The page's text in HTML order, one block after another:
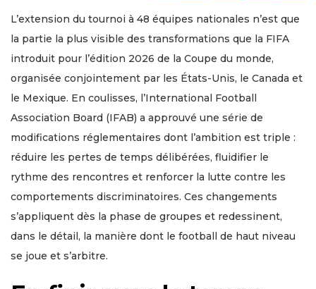
L’extension du tournoi à 48 équipes nationales n’est que
la partie la plus visible des transformations que la FIFA
introduit pour l’édition 2026 de la Coupe du monde,
organisée conjointement par les États-Unis, le Canada et
le Mexique. En coulisses, l’International Football
Association Board (IFAB) a approuvé une série de
modifications réglementaires dont l’ambition est triple :
réduire les pertes de temps délibérées, fluidifier le
rythme des rencontres et renforcer la lutte contre les
comportements discriminatoires. Ces changements
s’appliquent dès la phase de groupes et redessinent,
dans le détail, la manière dont le football de haut niveau
se joue et s’arbitre.